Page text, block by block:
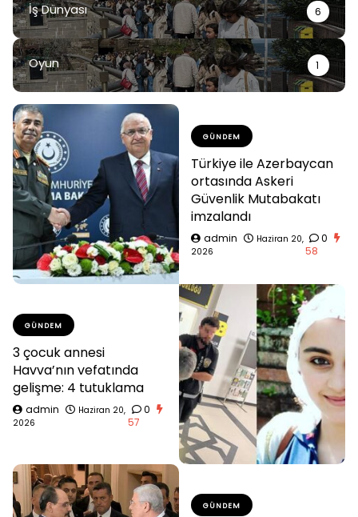
İş Dünyası 6
Oyun 1
GÜNDEM
Türkiye ile Azerbaycan
ortasında Askeri
Güvenlik Mutabakatı
imzalandı
admin
Haziran 20,
2026
0
58
GÜNDEM
3 çocuk annesi
Havva’nın vefatında
gelişme: 4 tutuklama
admin
Haziran 20,
2026
0
57
GÜNDEM